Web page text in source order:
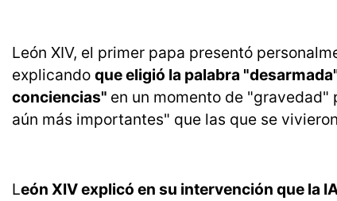
León XIV, el primer papa presentó
explicando que eligió la palabra
conciencias" en un momento de
aún más importantes" que las que se
León XIV explicó en su intervención que la